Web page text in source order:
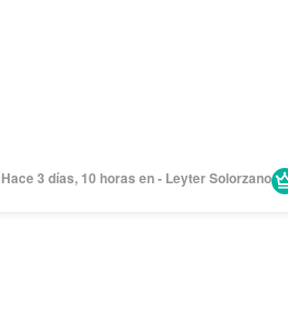
Hace 3 días, 10 horas en - Leyter Solorzano